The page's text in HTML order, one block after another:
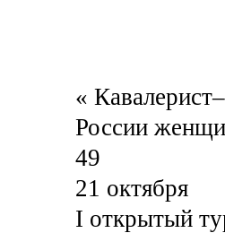
«
России
49
21 октября
I открытый